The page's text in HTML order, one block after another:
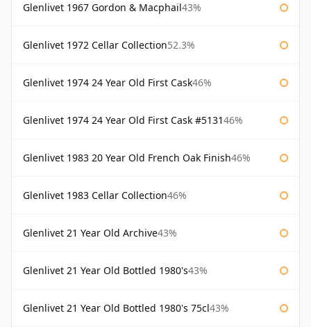
Glenlivet 1967 Gordon & Macphail43%
Glenlivet 1972 Cellar Collection52.3%
Glenlivet 1974 24 Year Old First Cask46%
Glenlivet 1974 24 Year Old First Cask #513146%
Glenlivet 1983 20 Year Old French Oak Finish46%
Glenlivet 1983 Cellar Collection46%
Glenlivet 21 Year Old Archive43%
Glenlivet 21 Year Old Bottled 1980's43%
Glenlivet 21 Year Old Bottled 1980's 75cl43%